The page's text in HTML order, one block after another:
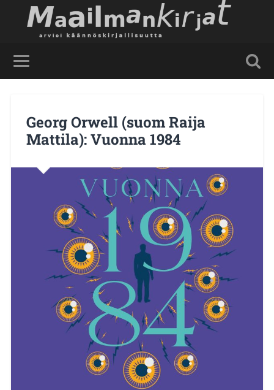
Georg Orwell (suom Raija
Mattila): Vuonna 1984